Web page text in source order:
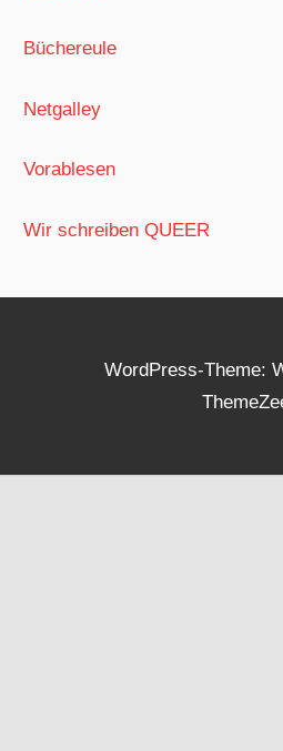
Büchereule
Netgalley
Vorablesen
Wir schreiben QUEER
WordPress-Theme: